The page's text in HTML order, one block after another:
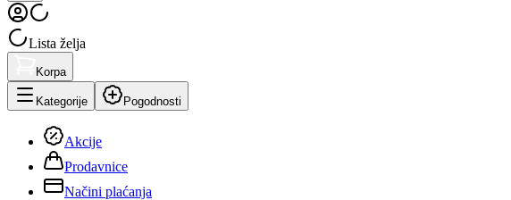
Lista želja
Korpa
Kategorije Pogodnosti
Akcije
Prodavnice
Načini plaćanja